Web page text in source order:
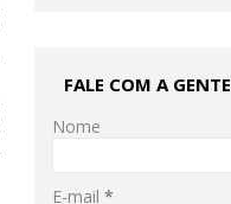
FALE COM A GENTE
Nome
E-mail*